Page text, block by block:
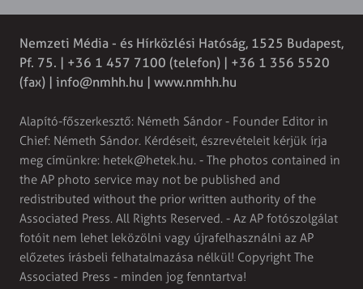
Nemzeti Média - és Hírközlési Hatóság, 1525 Budapest,
Pf. 75. | +36 1 457 7100 (telefon) | +36 1 356 5520
(fax) | info@nmhh.hu | www.nmhh.hu
Alapító-főszerkesztő: Németh Sándor - Founder Editor in
Chief: Németh Sándor. Kérdéseit, észrevételeit kérjük írja
meg címünkre: hetek@hetek.hu. - The photos contained in
the AP photo service may not be published and
redistributed without the prior written authority of the
Associated Press. All Rights Reserved. - Az AP fotószolgálat
fotóit nem lehet leközölni vagy újrafelhasználni az AP
előzetes írásbeli felhatalmazása nélkül! Copyright The
Associated Press - minden jog fenntartva!